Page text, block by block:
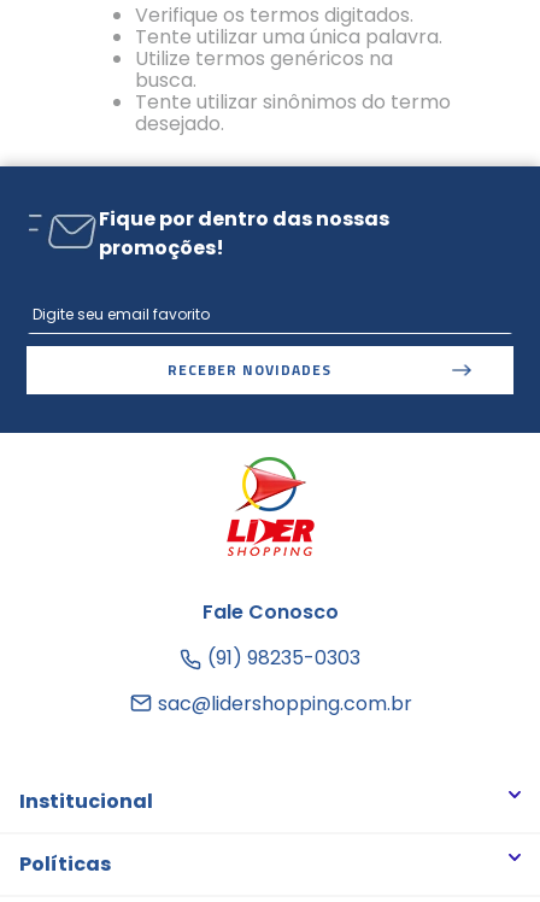
Verifique os termos digitados.
Tente utilizar uma única palavra.
Utilize termos genéricos na
busca.
Tente utilizar sinônimos do termo
desejado.
Fique por dentro das nossas
promoções!
RECEBER NOVIDADES
Fale Conosco
(91) 98235-0303
sac@lidershopping.com.br
Institucional
Quem somos
Políticas